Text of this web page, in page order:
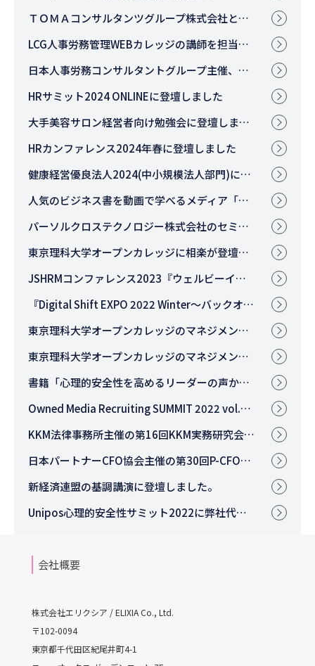
ＴＯＭＡコンサルタンツグループ株式会社との共催セミナーに登壇しました
LCG人事労務管理WEBカレッジの講師を担当いたします
日本人事労務コンサルタントグループ主催、第60回コンサルティングスキルアップ講座に登壇しました
HRサミット2024 ONLINEに登壇しました
大手美容サロン経営者向け勉強会に登壇しました
HRカンファレンス2024年春に登壇しました
健康経営優良法人2024(中小規模法人部門)に認定されました
人気のビジネス書を動画で学べるメディア「チラヨミ」に出演しました！
パーソルクロステクノロジー株式会社のセミナーにて、代表が登壇しまし
東京理科大学オープンカレッジに相楽が登壇いたしました。
JSHRMコンファレンス2023『ウェルビーイングリレー！ ～期待と現実～』に弊社代表が登壇します。
『Digital Shift EXPO 2022 Winter～バックオフィス DX 推進～』に代表
東京理科大学オープンカレッジのマネジメント講座に代表が登壇いたしました。
東京理科大学オープンカレッジのマネジメント講座に相楽が登壇いたしました。
書籍「心理的安全性を高めるリーダーの声かけベスト100」に代表上村のコラムが掲載されました。
Owned Media Recruiting SUMMIT 2022 vol.1に弊社代表が登壇します。
KKM法律事務所主催の第16回KKM実務研究会に弊社代表が登壇しました。
日本パートナーCFO協会主催の第30回P-CFOサロンに弊社代表が登壇しました。
新経済連盟の基調講演に登壇しました。
Unipos心理的安全性サミット2022に弊社代表が登壇しました。
会社概要
株式会社エリクシア / ELIXIA Co., Ltd.
〒102-0094
東京都千代田区紀尾井町4-1